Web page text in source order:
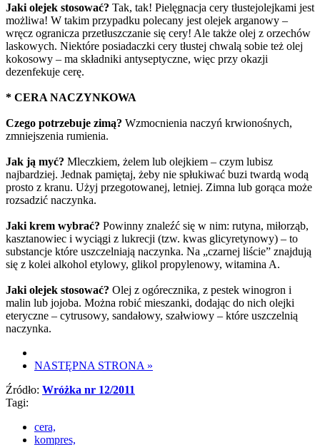
Jaki olejek stosować? Tak, tak! Pielęgnacja cery tłustejolejkami jest
możliwa! W takim przypadku polecany jest olejek arganowy –
wręcz ogranicza przetłuszczanie się cery! Ale także olej z orzechów
laskowych. Niektóre posiadaczki cery tłustej chwalą sobie też olej
kokosowy – ma składniki antyseptyczne, więc przy okazji
dezenfekuje cerę.
* CERA NACZYNKOWA
Czego potrzebuje zimą? Wzmocnienia naczyń krwionośnych,
zmniejszenia rumienia.
Jak ją myć? Mleczkiem, żelem lub olejkiem – czym lubisz
najbardziej. Jednak pamiętaj, żeby nie spłukiwać buzi twardą wodą
prosto z kranu. Użyj przegotowanej, letniej. Zimna lub gorąca może
rozsadzić naczynka.
Jaki krem wybrać? Powinny znaleźć się w nim: rutyna, miłorząb,
kasztanowiec i wyciągi z lukrecji (tzw. kwas glicyretynowy) – to
substancje które uszczelniają naczynka. Na „czarnej liście” znajdują
się z kolei alkohol etylowy, glikol propylenowy, witamina A.
Jaki olejek stosować? Olej z ogórecznika, z pestek winogron i
malin lub jojoba. Można robić mieszanki, dodając do nich olejki
eteryczne – cytrusowy, sandałowy, szałwiowy – które uszczelnią
naczynka.
NASTĘPNA STRONA »
Źródło: Wróżka nr 12/2011
Tagi:
cera,
kompres,